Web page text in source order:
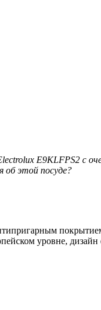
E9KLFPS2 c
этой посуде?
уровне,